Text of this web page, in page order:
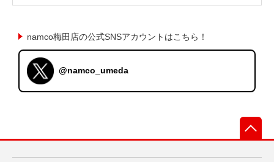
namco梅田店の公式SNSアカウントはこちら！
@namco_umeda